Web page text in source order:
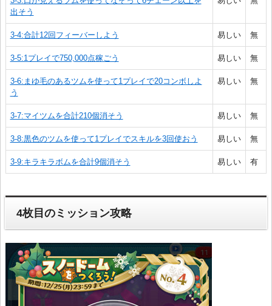
出そう
3-4:合計12回フィーバーしよう 易しい 無
3-5:1プレイで750,000点稼ごう 易しい 無
3-6:まゆ毛のあるツムを使って1プレイで20コンボしよ
う
易しい 無
3-7:マイツムを合計210個消そう 易しい 無
3-8:黒色のツムを使って1プレイでスキルを3回使おう 易しい 無
3-9:キラキラボムを合計9個消そう 易しい 有
4枚目のミッション攻略